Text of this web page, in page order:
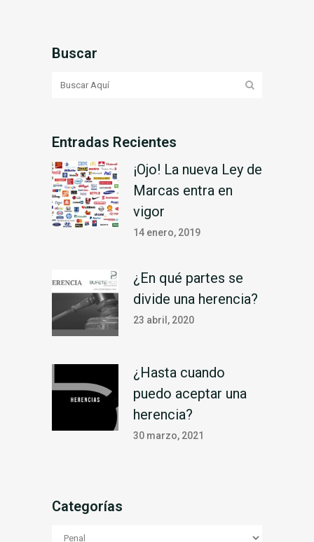
Buscar
Entradas Recientes
¡Ojo! La nueva Ley de
Marcas entra en
vigor
14 enero, 2019
¿En qué partes se
divide una herencia?
23 abril, 2020
¿Hasta cuando
puedo aceptar una
herencia?
30 marzo, 2021
Categorías
Categorías